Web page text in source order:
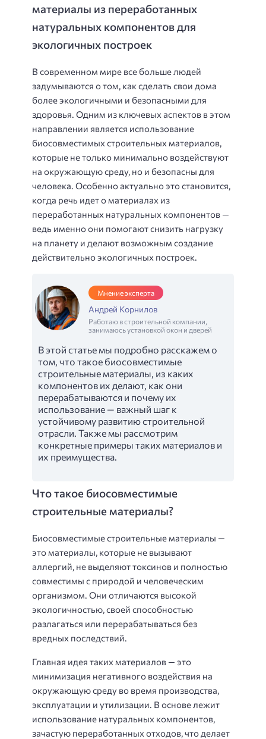
материалы из переработанных
натуральных компонентов для
экологичных построек
В современном мире все больше людей
задумываются о том, как сделать свои дома
более экологичными и безопасными для
здоровья. Одним из ключевых аспектов в этом
направлении является использование
биосовместимых строительных материалов,
которые не только минимально воздействуют
на окружающую среду, но и безопасны для
человека. Особенно актуально это становится,
когда речь идет о материалах из
переработанных натуральных компонентов —
ведь именно они помогают снизить нагрузку
на планету и делают возможным создание
действительно экологичных построек.
Мнение эксперта
Андрей Корнилов
Работаю в строительной компании,
занимаюсь установкой окон и дверей
В этой статье мы подробно расскажем о
том, что такое биосовместимые
строительные материалы, из каких
компонентов их делают, как они
перерабатываются и почему их
использование — важный шаг к
устойчивому развитию строительной
отрасли. Также мы рассмотрим
конкретные примеры таких материалов и
их преимущества.
Что такое биосовместимые
строительные материалы?
Биосовместимые строительные материалы —
это материалы, которые не вызывают
аллергий, не выделяют токсинов и полностью
совместимы с природой и человеческим
организмом. Они отличаются высокой
экологичностью, своей способностью
разлагаться или перерабатываться без
вредных последствий.
Главная идея таких материалов — это
минимизация негативного воздействия на
окружающую среду во время производства,
эксплуатации и утилизации. В основе лежит
использование натуральных компонентов,
зачастую переработанных отходов, что делает